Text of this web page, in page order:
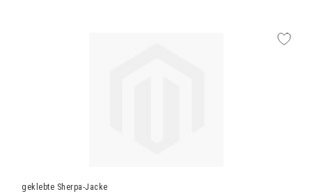
geklebte Sherpa-Jacke